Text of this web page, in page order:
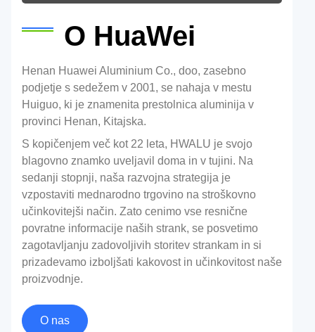
O HuaWei
Henan Huawei Aluminium Co., doo, zasebno
podjetje s sedežem v 2001, se nahaja v mestu
Huiguo, ki je znamenita prestolnica aluminija v
provinci Henan, Kitajska.
S kopičenjem več kot 22 leta, HWALU je svojo
blagovno znamko uveljavil doma in v tujini. Na
sedanji stopnji, naša razvojna strategija je
vzpostaviti mednarodno trgovino na stroškovno
učinkovitejši način. Zato cenimo vse resnične
povratne informacije naših strank, se posvetimo
zagotavljanju zadovoljivih storitev strankam in si
prizadevamo izboljšati kakovost in učinkovitost naše
proizvodnje.
O nas
1235 O Aluminijasta folija za laminiranje
Visoka kakovost 1235 O aluminijasta folija za